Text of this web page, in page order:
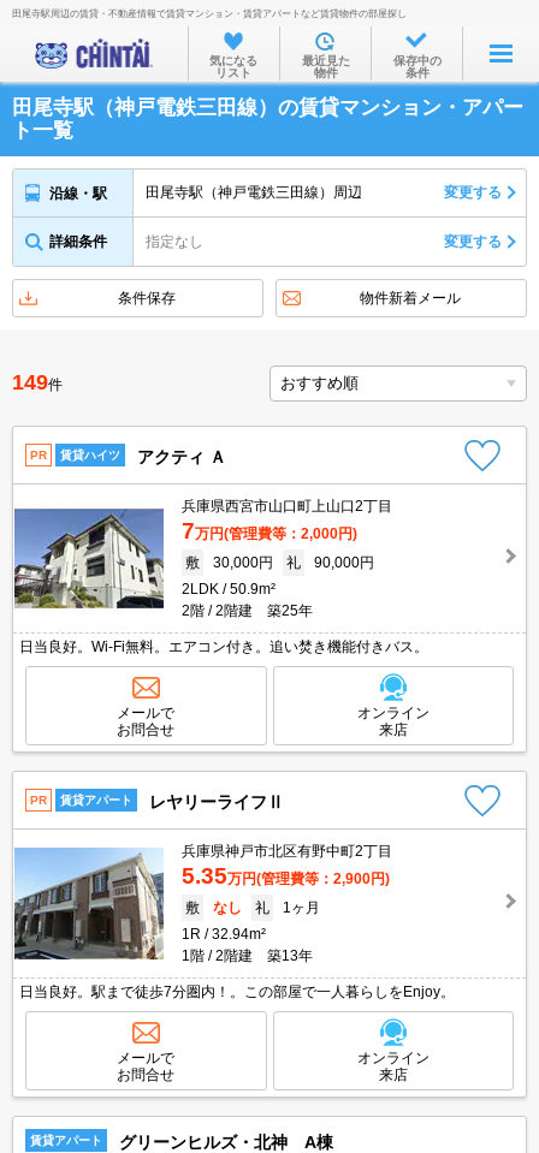
お部屋を探す
沿線・駅から
住所から
家賃相場から
不動産会社から
田尾寺駅周辺の賃貸・不動産情報で賃貸マンション・賃貸アパートなど賃貸物件の部屋探し
気になる
リスト
最近見た
物件
保存中の
条件
田尾寺駅（神戸電鉄三田線）の賃貸マンション・アパー
ト一覧
沿線・駅 田尾寺駅（神戸電鉄三田線）周辺 変更する
詳細条件 指定なし 変更する
条件保存 物件新着メール
149件
PR 賃貸ハイツ アクティ Ａ
兵庫県西宮市山口町上山口2丁目
7万円(管理費等：2,000円)
敷
30,000円 礼
90,000円
2LDK
50.9m²
2階
2階建 築25年
日当良好。Wi-Fi無料。エアコン付き。追い焚き機能付きバス。
メールで
お問合せ
オンライン
来店
PR 賃貸アパート レヤリーライフⅡ
兵庫県神戸市北区有野中町2丁目
5.35万円(管理費等：2,900円)
敷
なし 礼
1ヶ月
1R
32.94m²
1階
2階建 築13年
日当良好。駅まで徒歩7分圏内！。この部屋で一人暮らしをEnjoy。
メールで
お問合せ
オンライン
来店
賃貸アパート グリーンヒルズ・北神 A棟